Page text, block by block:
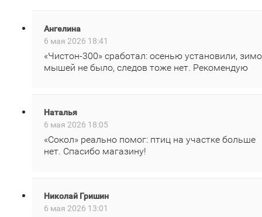
Ангелина
6 мая 2026 18:41
«Чистон‑300» сработал: осенью установили,
мышей не было, следов тоже нет. Рекомендую
Наталья
6 мая 2026 18:05
«Сокол» реально помог: птиц на участке больше
нет. Спасибо магазину!
Николай Гришин
6 мая 2026 13:01